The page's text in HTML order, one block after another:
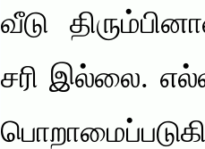
வீடு
சரி இல்லை.